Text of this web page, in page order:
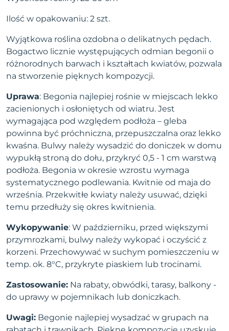
Ilość w opakowaniu: 2 szt.
Wyjątkowa roślina ozdobna o delikatnych pędach.
Bogactwo licznie występujących odmian begonii o
różnorodnych barwach i kształtach kwiatów, pozwala
na stworzenie pięknych kompozycji.
Uprawa: Begonia najlepiej rośnie w miejscach lekko
zacienionych i osłoniętych od wiatru. Jest
wymagająca pod względem podłoża – gleba
powinna być próchniczna, przepuszczalna oraz lekko
kwaśna. Bulwy należy wysadzić do doniczek w domu
wypukłą stroną do dołu, przykryć 0,5 - 1 cm warstwą
podłoża. Begonia w okresie wzrostu wymaga
systematycznego podlewania. Kwitnie od maja do
września. Przekwitłe kwiaty należy usuwać, dzięki
temu przedłuży się okres kwitnienia.
Wykopywanie: W październiku, przed większymi
przymrozkami, bulwy należy wykopać i oczyścić z
korzeni. Przechowywać w suchym pomieszczeniu w
temp. ok. 8°C, przykryte piaskiem lub trocinami.
Zastosowanie: Na rabaty, obwódki, tarasy, balkony -
do uprawy w pojemnikach lub doniczkach.
Uwagi: Begonie najlepiej wysadzać w grupach na